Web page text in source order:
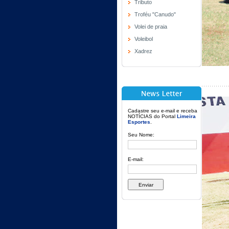
Tributo
Troféu "Canudo"
Volei de praia
Voleibol
Xadrez
Cadastre seu e-mail e receba
NOTÍCIAS do Portal Limeira
Esportes
Seu Nome:
E-mail: